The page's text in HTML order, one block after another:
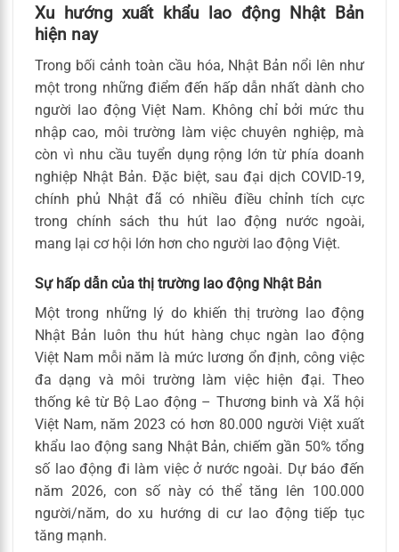
Xu hướng xuất khẩu lao động Nhật Bản
hiện nay
Trong bối cảnh toàn cầu hóa, Nhật Bản nổi lên như
một trong những điểm đến hấp dẫn nhất dành cho
người lao động Việt Nam. Không chỉ bởi mức thu
nhập cao, môi trường làm việc chuyên nghiệp, mà
còn vì nhu cầu tuyển dụng rộng lớn từ phía doanh
nghiệp Nhật Bản. Đặc biệt, sau đại dịch COVID-19,
chính phủ Nhật đã có nhiều điều chỉnh tích cực
trong chính sách thu hút lao động nước ngoài,
mang lại cơ hội lớn hơn cho người lao động Việt.
Sự hấp dẫn của thị trường lao động Nhật Bản
Một trong những lý do khiến thị trường lao động
Nhật Bản luôn thu hút hàng chục ngàn lao động
Việt Nam mỗi năm là mức lương ổn định, công việc
đa dạng và môi trường làm việc hiện đại. Theo
thống kê từ Bộ Lao động – Thương binh và Xã hội
Việt Nam, năm 2023 có hơn 80.000 người Việt xuất
khẩu lao động sang Nhật Bản, chiếm gần 50% tổng
số lao động đi làm việc ở nước ngoài. Dự báo đến
năm 2026, con số này có thể tăng lên 100.000
người/năm, do xu hướng di cư lao động tiếp tục
tăng mạnh.